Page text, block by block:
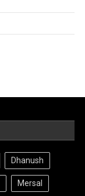
Dhanush
Mersal